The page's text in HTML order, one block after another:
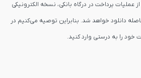
پرداخت در درگاه بانکی، نسخه الکترونیکی
دانلود خواهد شد. بنابراین توصیه می‌کنیم در
خود را به درستی وارد کنید.